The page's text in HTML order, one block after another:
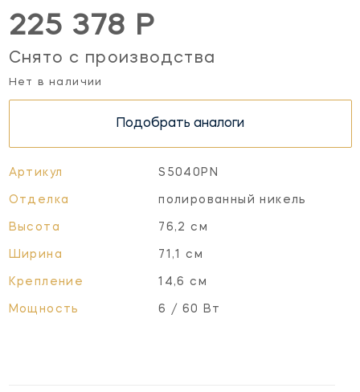
225 378 Р
Снято с производства
Нет в наличии
Подобрать аналоги
Артикул S5040PN
Отделка полированный никель
Высота 76,2 см
Ширина 71,1 см
Крепление 14,6 см
Мощность 6 / 60 Вт